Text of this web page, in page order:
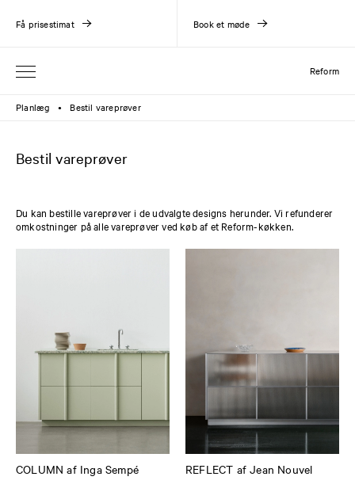
Reform
Få prisestimat Book et møde
Planlæg ● Bestil vareprøver
Bestil vareprøver
Du kan bestille vareprøver i de udvalgte designs herunder. Vi refunderer
omkostninger på alle vareprøver ved køb af et Reform-køkken.
COLUMN af Inga Sempé REFLECT af Jean Nouvel